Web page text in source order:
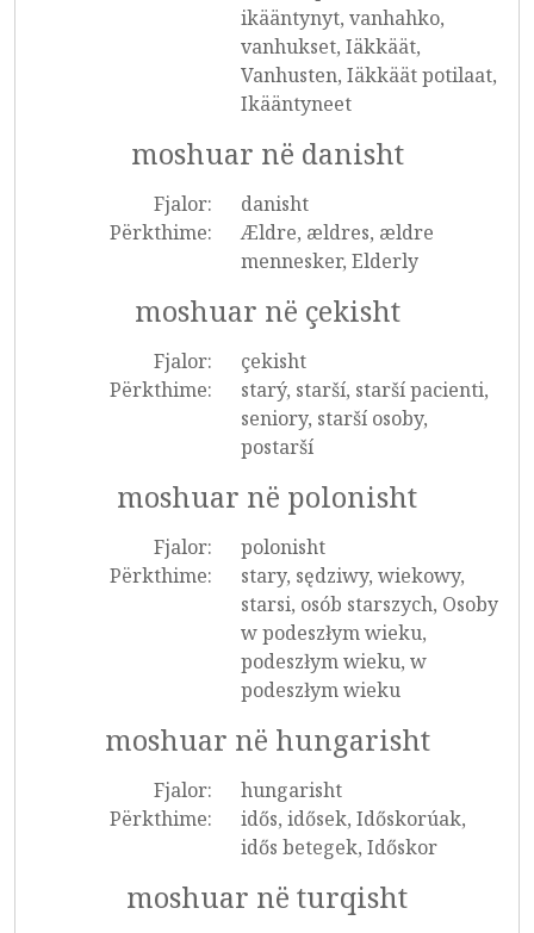
ikääntynyt, vanhahko,
vanhukset, Iäkkäät,
Vanhusten, Iäkkäät potilaat,
Ikääntyneet
moshuar në danisht
Fjalor:
danisht
Përkthime:
Ældre, ældres, ældre
mennesker, Elderly
moshuar në çekisht
Fjalor:
çekisht
Përkthime:
starý, starší, starší pacienti,
seniory, starší osoby,
postarší
moshuar në polonisht
Fjalor:
polonisht
Përkthime:
stary, sędziwy, wiekowy,
starsi, osób starszych, Osoby
w podeszłym wieku,
podeszłym wieku, w
podeszłym wieku
moshuar në hungarisht
Fjalor:
hungarisht
Përkthime:
idős, idősek, Időskorúak,
idős betegek, Időskor
moshuar në turqisht